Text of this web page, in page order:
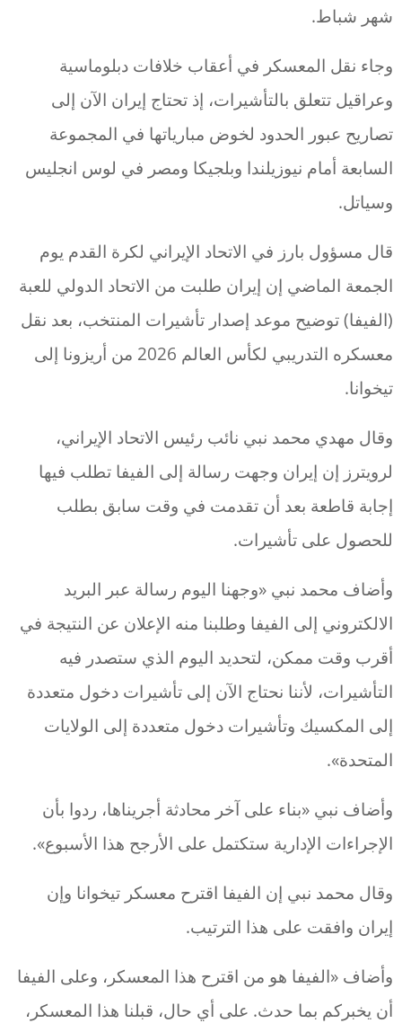
شهر شباط.
وجاء نقل المعسكر في أعقاب خلافات دبلوماسية
وعراقيل تتعلق بالتأشيرات، إذ تحتاج إيران الآن إلى
تصاريح عبور الحدود لخوض مبارياتها في المجموعة
السابعة أمام نيوزيلندا وبلجيكا ومصر في لوس انجليس
وسياتل.
قال مسؤول بارز في الاتحاد الإيراني لكرة القدم يوم
الجمعة الماضي إن إيران طلبت من الاتحاد الدولي للعبة
(الفيفا) توضيح موعد إصدار تأشيرات المنتخب، بعد نقل
معسكره التدريبي لكأس العالم 2026 من أريزونا إلى
تيخوانا.
وقال مهدي محمد نبي نائب رئيس الاتحاد الإيراني،
لرويترز إن إيران وجهت رسالة إلى الفيفا تطلب فيها
إجابة قاطعة بعد أن تقدمت في وقت سابق بطلب
للحصول على تأشيرات.
وأضاف محمد نبي «وجهنا اليوم رسالة عبر البريد
الالكتروني إلى الفيفا وطلبنا منه الإعلان عن النتيجة في
أقرب وقت ممكن، لتحديد اليوم الذي ستصدر فيه
التأشيرات، لأننا نحتاج الآن إلى تأشيرات دخول متعددة
إلى المكسيك وتأشيرات دخول متعددة إلى الولايات
المتحدة».
وأضاف نبي «بناء على آخر محادثة أجريناها، ردوا بأن
الإجراءات الإدارية ستكتمل على الأرجح هذا الأسبوع».
وقال محمد نبي إن الفيفا اقترح معسكر تيخوانا وإن
إيران وافقت على هذا الترتيب.
وأضاف «الفيفا هو من اقترح هذا المعسكر، وعلى الفيفا
أن يخبركم بما حدث. على أي حال، قبلنا هذا المعسكر،